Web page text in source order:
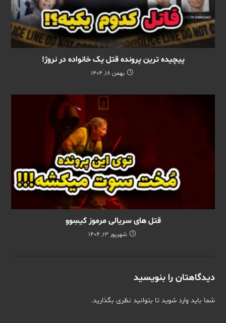
پیچیده ترین پرونده قتل یک خانواده در نروژ!
بهمن 18, 1404
قتل های سریالی مرموز کیسِوو
شهریور 13, 1404
دیدگاهتان را بنویسید
شما بایدوارد شویدتا بتوانید نظری بگذارید.